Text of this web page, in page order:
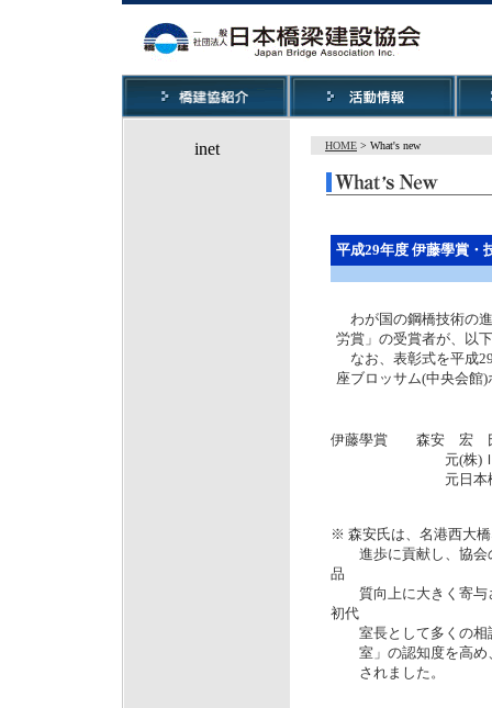
HOME > What's new
平成29年度 伊藤學賞・
わが国の鋼橋技術の
労賞」の受賞者が、以
なお、表彰式を平成
座ブロッサム(中央会館
伊藤學賞 森安 宏
元(株)ＩＨＩイ
元日本橋梁建設
※ 森安氏は、名港西大
進歩に貢献し、協会
品
質向上に大きく寄与
初代
室長として多くの相
室」の認知度を高め
されました。